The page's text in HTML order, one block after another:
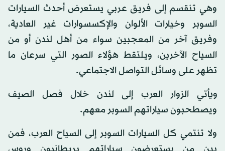
وهي تنقسم إلى فريق عربي يستعرض أحدث السيارات
السوبر وخيارات الألوان والإكسسوارات غير العادية،
وفريق آخر من المعجبين سواء من أهل لندن أو من
السياح الآخرين، ويلتقط هؤلاء الصور التي سرعان ما
تظهر على وسائل التواصل الاجتماعي.
ويأتي الزوار العرب إلى لندن خلال فصل الصيف
ويصطحبون سياراتهم السوبر معهم.
ولا تنتمي كل السيارات السوبر إلى السياح العرب، فمن